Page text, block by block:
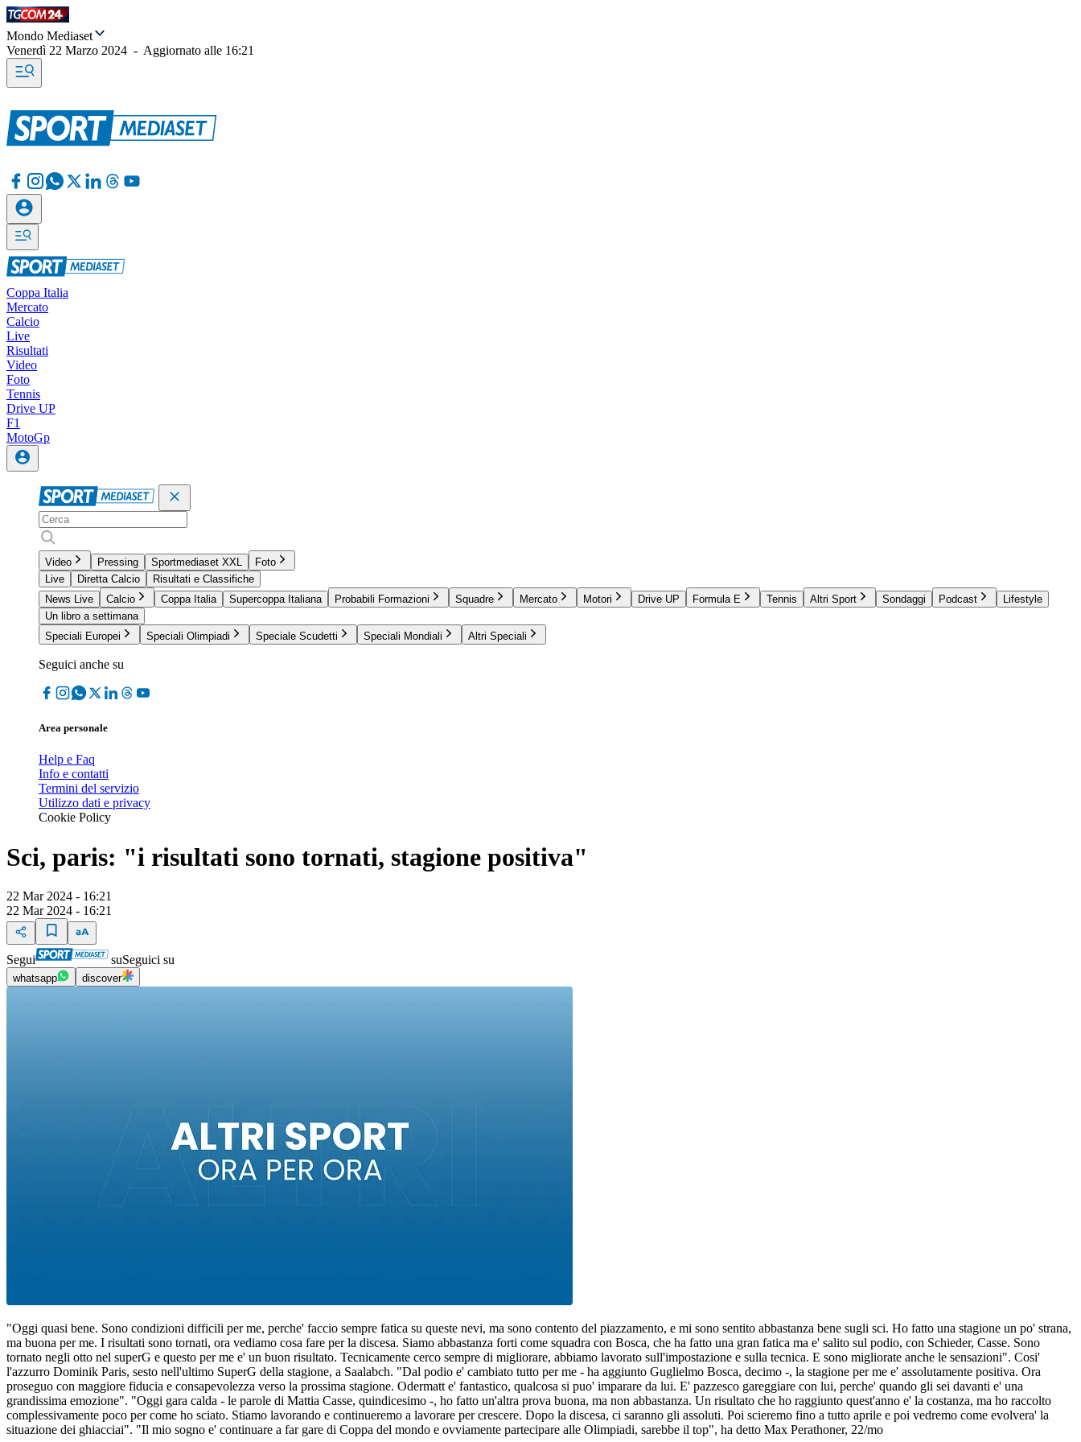
Mondo Mediaset
Venerdì 22 Marzo 2024 - Aggiornato alle 16:21
Coppa Italia
Mercato
Calcio
Live
Risultati
Video
Foto
Tennis
Drive UP
F1
MotoGp
Video Pressing Sportmediaset XXL
Foto
Live
Diretta Calcio
Risultati e Classifiche
News Live
Calcio Coppa Italia Supercoppa Italiana Probabili Formazioni Squadre Mercato Motori Drive UP Formula E Tennis Altri Sport Sondaggi Podcast
Lifestyle
Un libro a settimana
Speciali Europei
Speciali Olimpiadi Speciale Scudetti Speciali Mondiali Altri Speciali
Seguici anche su
Area personale
Help e Faq
Info e contatti
Termini del servizio
Utilizzo dati e privacy
Cookie Policy
Sci, paris: "i risultati sono tornati, stagione positiva"
22 Mar 2024 - 16:21
22 Mar 2024 - 16:21
Segui suSeguici su
whatsapp discover
"Oggi quasi bene. Sono condizioni difficili per me, perche' faccio sempre fatica su queste nevi, ma sono contento del piazzamento, e mi sono sentito abbastanza bene sugli sci. Ho fatto una stagione un po' strana,
ma buona per me. I risultati sono tornati, ora vediamo cosa fare per la discesa. Siamo abbastanza forti come squadra con Bosca, che ha fatto una gran fatica ma e' salito sul podio, con Schieder, Casse. Sono
tornato negli otto nel superG e questo per me e' un buon risultato. Tecnicamente cerco sempre di migliorare, abbiamo lavorato sull'impostazione e sulla tecnica. E sono migliorate anche le sensazioni". Cosi'
l'azzurro Dominik Paris, sesto nell'ultimo SuperG della stagione, a Saalabch. "Dal podio e' cambiato tutto per me - ha aggiunto Guglielmo Bosca, decimo -, la stagione per me e' assolutamente positiva. Ora
proseguo con maggiore fiducia e consapevolezza verso la prossima stagione. Odermatt e' fantastico, qualcosa si puo' imparare da lui. E' pazzesco gareggiare con lui, perche' quando gli sei davanti e' una
grandissima emozione". "Oggi gara calda - le parole di Mattia Casse, quindicesimo -, ho fatto un'altra prova buona, ma non abbastanza. Un risultato che ho raggiunto quest'anno e' la costanza, ma ho raccolto
complessivamente poco per come ho sciato. Stiamo lavorando e continueremo a lavorare per crescere. Dopo la discesa, ci saranno gli assoluti. Poi scieremo fino a tutto aprile e poi vedremo come evolvera' la
situazione dei ghiacciai". "Il mio sogno e' continuare a far gare di Coppa del mondo e ovviamente partecipare alle Olimpiadi, sarebbe il top", ha detto Max Perathoner, 22/mo